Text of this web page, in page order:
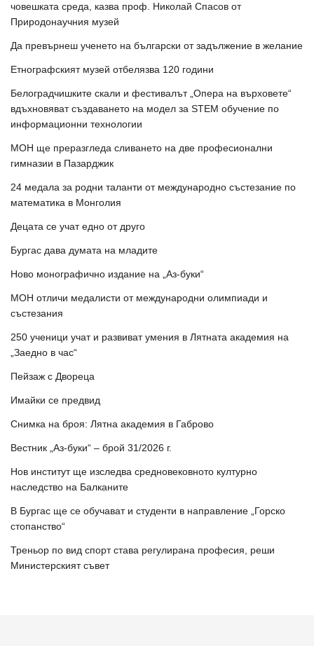
човешката среда, казва проф. Николай Спасов от
Природонаучния музей
Да превърнеш ученето на български от задължение в желание
Етнографският музей отбелязва 120 години
Белоградчишките скали и фестивалът „Опера на върховете“
вдъхновяват създаването на модел за STEM обучение по
информационни технологии
МОН ще преразгледа сливането на две професионални
гимназии в Пазарджик
24 медала за родни таланти от международно състезание по
математика в Монголия
Децата се учат едно от друго
Бургас дава думата на младите
Ново монографично издание на „Аз-буки“
МОН отличи медалисти от международни олимпиади и
състезания
250 ученици учат и развиват умения в Лятната академия на
„Заедно в час“
Пейзаж с Двореца
Имайки се предвид
Снимка на броя: Лятна академия в Габрово
Вестник „Аз-буки“ – брой 31/2026 г.
Нов институт ще изследва средновековното културно
наследство на Балканите
В Бургас ще се обучават и студенти в направление „Горско
стопанство“
Треньор по вид спорт става регулирана професия, реши
Министерският съвет